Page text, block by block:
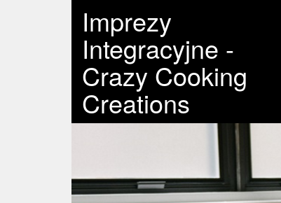
Imprezy
Integracyjne -
Crazy Cooking
Creations